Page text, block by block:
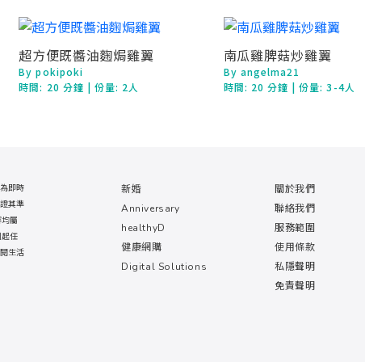
超方便既醬油麴焗雞翼
By pokipoki
時間: 20 分鐘 | 份量: 2人
南瓜雞脾菇炒雞翼
By angelma21
時間: 20 分鐘 | 份量: 3-4人
新婚
Anniversary
healthyD
健康網購
Digital Solutions
關於我們
聯絡我們
服務範圍
使用條款
私隱聲明
免責聲明
即時
其準
屬
任
生活